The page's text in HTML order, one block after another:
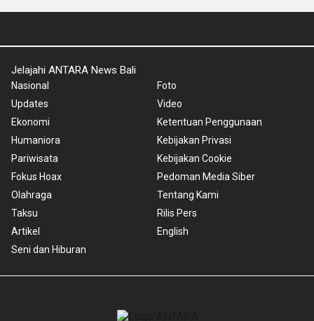
Jelajahi ANTARA News Bali
Nasional
Updates
Ekonomi
Humaniora
Pariwisata
Fokus Hoax
Olahraga
Taksu
Artikel
Seni dan Hiburan
Foto
Video
Ketentuan Penggunaan
Kebijakan Privasi
Kebijakan Cookie
Pedoman Media Siber
Tentang Kami
Rilis Pers
English